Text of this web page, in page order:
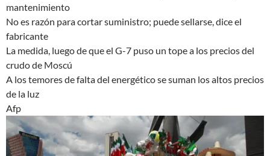
mantenimiento
No es razón para cortar suministro; puede sellarse, dice el
fabricante
La medida, luego de que el G-7 puso un tope a los precios del
crudo de Moscú
A los temores de falta del energético se suman los altos precios
de la luz
Afp